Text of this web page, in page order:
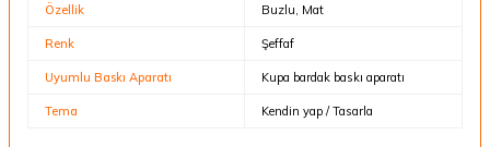
Özellik Buzlu, Mat
Renk Şeffaf
Uyumlu Baskı Aparatı Kupa bardak baskı aparatı
Tema Kendin yap / Tasarla